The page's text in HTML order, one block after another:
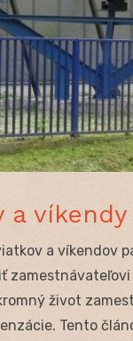
a
a
život
Tento